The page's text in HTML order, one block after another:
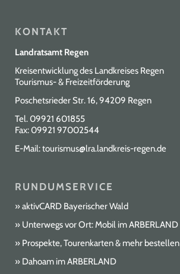
KONTAKT
Landratsamt Regen
Kreisentwicklung des Landkreises Regen
Tourismus- & Freizeitförderung
Poschetsrieder Str. 16, 94209 Regen
Tel.09921 601855
Fax: 09921 97002544
E-Mail:tourismus@lra.landkreis-regen.de
RUNDUMSERVICE
aktivCARD Bayerischer Wald
Unterwegs vor Ort: Mobil im ARBERLAND
Prospekte, Tourenkarten & mehr bestellen
Dahoam im ARBERLAND